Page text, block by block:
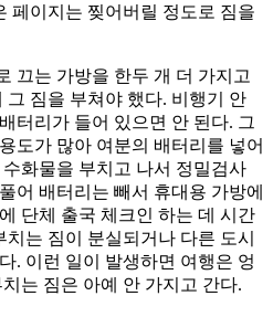
페이지는 찢어버릴 정도로 짐을
끄는 가방을 한두 개 더 가지고
그 짐을 부쳐야 했다. 비행기 안
터리가 들어 있으면 안 된다. 그
도가 많아 여분의 배터리를 넣어
화물을 부치고 나서 정밀검사
어 배터리는 빼서 휴대용 가방에
단체 출국 체크인 하는 데 시간
는 짐이 분실되거나 다른 도시
. 이런 일이 발생하면 여행은 엉
는 짐은 아예 안 가지고 간다.